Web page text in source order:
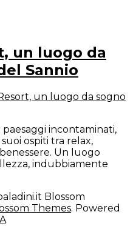
un luogo da
Sannio
un luogo da sogno
incontaminati,
ospiti tra relax,
Un luogo
indubbiamente
Blossom
Themes. Powered